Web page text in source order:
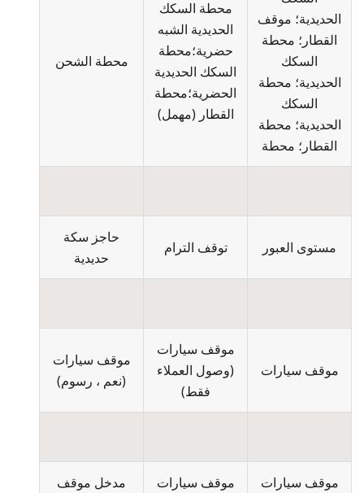
الحديدية؛ موقف
القطار؛ محطة
السكك
الحديدية؛ محطة
السكك
الحديدية؛ محطة
القطار؛ محطة
محطة السكك
الحديدية الشبه
حضرية؛محطة
السكك الحديدية
الحضرية؛محطة
القطار (مهمل)
محطة الشحن
مستوى العبور توقف الترام
حاجز سكة
حديدية
موقف سيارات
موقف سيارات
(وصول العملاء
فقط)
موقف سيارات
(نعم ، رسوم)
موقف سيارات
موقف سيارات
مدخل موقف